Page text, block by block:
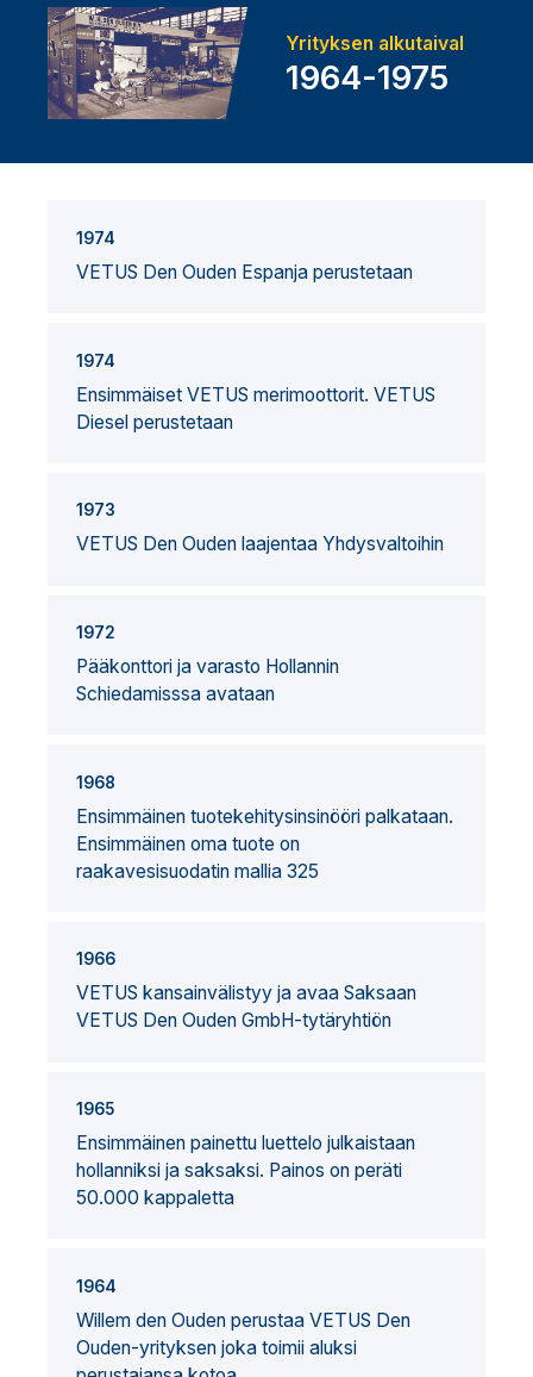
Yrityksen alkutaival
1964-1975
1974
VETUS Den Ouden Espanja perustetaan
1974
Ensimmäiset VETUS merimoottorit. VETUS
Diesel perustetaan
1973
VETUS Den Ouden laajentaa Yhdysvaltoihin
1972
Pääkonttori ja varasto Hollannin
Schiedamisssa avataan
1968
Ensimmäinen tuotekehitysinsinööri palkataan.
Ensimmäinen oma tuote on
raakavesisuodatin mallia 325
1966
VETUS kansainvälistyy ja avaa Saksaan
VETUS Den Ouden GmbH-tytäryhtiön
1965
Ensimmäinen painettu luettelo julkaistaan
hollanniksi ja saksaksi. Painos on peräti
50.000 kappaletta
1964
Willem den Ouden perustaa VETUS Den
Ouden-yrityksen joka toimii aluksi